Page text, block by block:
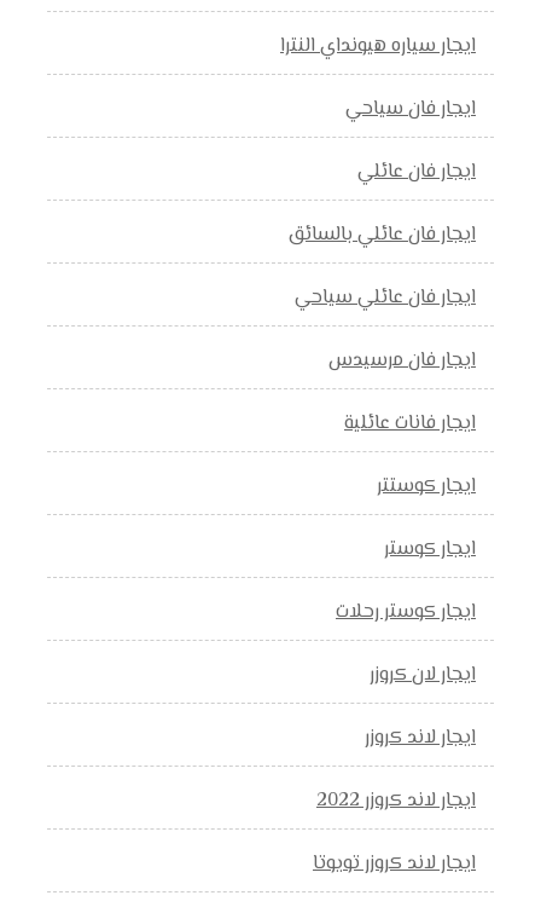
ايجار سياره هيونداي النترا
ايجار فان سياحي
ايجار فان عائلي
ايجار فان عائلي بالسائق
ايجار فان عائلي سياحي
ايجار فان مرسيدس
ايجار فانات عائلية
ايجار كوستتر
ايجار كوستر
ايجار كوستر رحلات
ايجار لان كروزر
ايجار لاند كروزر
ايجار لاند كروزر 2022
ايجار لاند كروزر تويوتا